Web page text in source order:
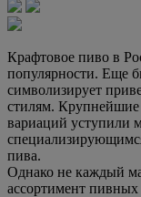
Крафтовое пиво в
популярности. Еще
символизирует
стилям. Крупнейшие
вариаций уступили
пива.
Однако не каждый
ассортимент